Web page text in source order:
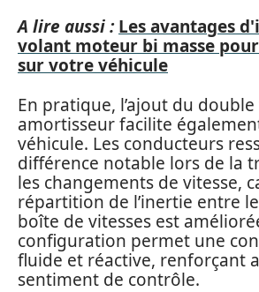
A lire aussi : Les avantages
volant moteur bi masse
sur votre véhicule
En pratique, l’ajout du
amortisseur facilite
véhicule. Les conducteurs
différence notable lors de la
les changements de vitesse,
répartition de l’inertie entre
boîte de vitesses est
configuration permet une
fluide et réactive, renforçant
sentiment de contrôle.